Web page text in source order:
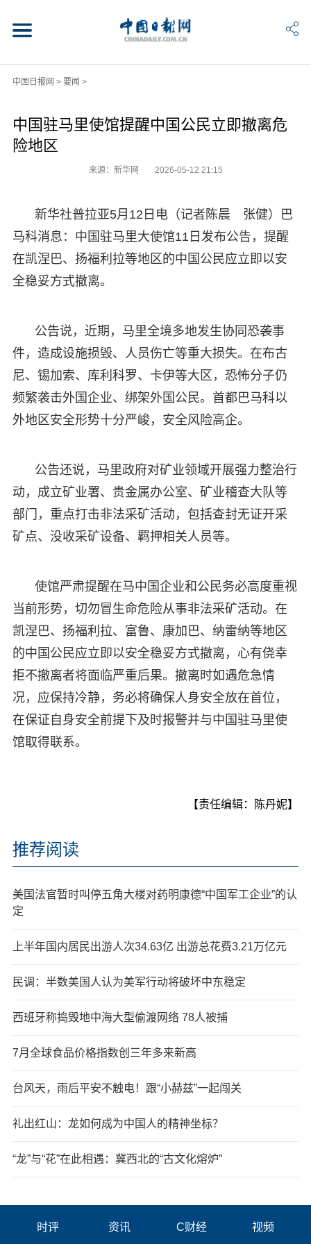
中国日报网 > 要闻 >
中国驻马里使馆提醒中国公民立即撤离危
险地区
来源：新华网 2026-05-12 21:15
新华社普拉亚5月12日电（记者陈晨 张健）巴
马科消息：中国驻马里大使馆11日发布公告，提醒
在凯涅巴、扬福利拉等地区的中国公民应立即以安
全稳妥方式撤离。
公告说，近期，马里全境多地发生协同恐袭事
件，造成设施损毁、人员伤亡等重大损失。在布古
尼、锡加索、库利科罗、卡伊等大区，恐怖分子仍
频繁袭击外国企业、绑架外国公民。首都巴马科以
外地区安全形势十分严峻，安全风险高企。
公告还说，马里政府对矿业领域开展强力整治行
动，成立矿业署、贵金属办公室、矿业稽查大队等
部门，重点打击非法采矿活动，包括查封无证开采
矿点、没收采矿设备、羁押相关人员等。
使馆严肃提醒在马中国企业和公民务必高度重视
当前形势，切勿冒生命危险从事非法采矿活动。在
凯涅巴、扬福利拉、富鲁、康加巴、纳雷纳等地区
的中国公民应立即以安全稳妥方式撤离，心有侥幸
拒不撤离者将面临严重后果。撤离时如遇危急情
况，应保持冷静，务必将确保人身安全放在首位，
在保证自身安全前提下及时报警并与中国驻马里使
馆取得联系。
【责任编辑：陈丹妮】
推荐阅读
美国法官暂时叫停五角大楼对药明康德“中国军工企业”的认
定
上半年国内居民出游人次34.63亿 出游总花费3.21万亿元
民调：半数美国人认为美军行动将破坏中东稳定
西班牙称捣毁地中海大型偷渡网络 78人被捕
7月全球食品价格指数创三年多来新高
台风天，雨后平安不触电！跟“小赫兹”一起闯关
礼出红山：龙如何成为中国人的精神坐标？
“龙”与“花”在此相遇：冀西北的“古文化熔炉”
时评 资讯 C财经 视频